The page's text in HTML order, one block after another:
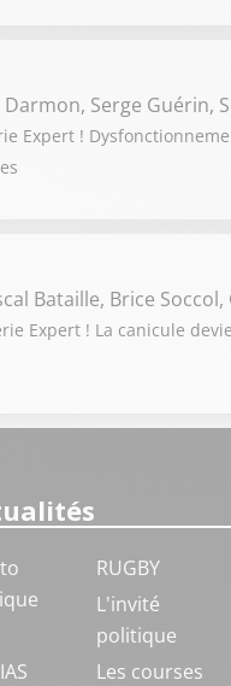
Serge Guérin,
Expert !
Bataille, Brice
Expert ! La canicule
RUGBY
L'invité
politique
Les courses